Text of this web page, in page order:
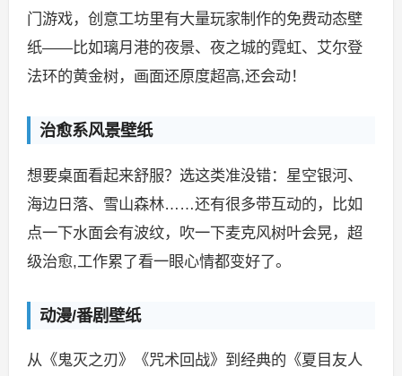
门游戏，创意工坊里有大量玩家制作的免费动态壁
纸——比如璃月港的夜景、夜之城的霓虹、艾尔登
法环的黄金树，画面还原度超高,还会动！
治愈系风景壁纸
想要桌面看起来舒服？选这类准没错：星空银河、
海边日落、雪山森林……还有很多带互动的，比如
点一下水面会有波纹，吹一下麦克风树叶会晃，超
级治愈,工作累了看一眼心情都变好了。
动漫/番剧壁纸
从《鬼灭之刃》《咒术回战》到经典的《夏目友人